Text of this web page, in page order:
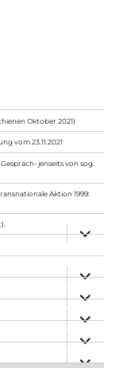
Oktober 2021)
vom 23.11.2021
jenseits von sog.
Aktion 1999:
anzeigen
anzeigen
anzeigen
anzeigen
anzeigen